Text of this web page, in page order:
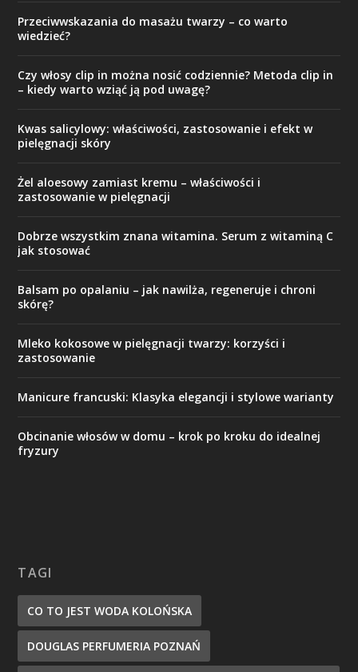
Przeciwwskazania do masażu twarzy – co warto
wiedzieć?
Czy włosy clip in można nosić codziennie? Metoda clip in
– kiedy warto wziąć ją pod uwagę?
Kwas salicylowy: właściwości, zastosowanie i efekt w
pielęgnacji skóry
Żel aloesowy zamiast kremu – właściwości i
zastosowanie w pielęgnacji
Dobrze wszystkim znana witamina. Serum z witaminą C
jak stosować
Balsam po opalaniu – jak nawilża, regeneruje i chroni
skórę?
Mleko kokosowe w pielęgnacji twarzy: korzyści i
zastosowanie
Manicure francuski: Klasyka elegancji i stylowe warianty
Obcinanie włosów w domu – krok po kroku do idealnej
fryzury
TAGI
CO TO JEST WODA KOLOŃSKA
DOUGLAS PERFUMERIA POZNAŃ